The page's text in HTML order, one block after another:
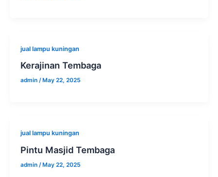
jual lampu kuningan
Kerajinan Tembaga
admin / May 22, 2025
jual lampu kuningan
Pintu Masjid Tembaga
admin / May 22, 2025